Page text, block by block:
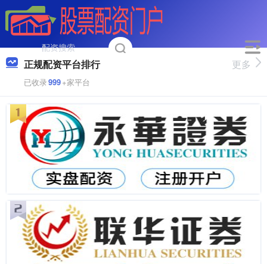
正规配资平台排行
已收录999+家平台
更多